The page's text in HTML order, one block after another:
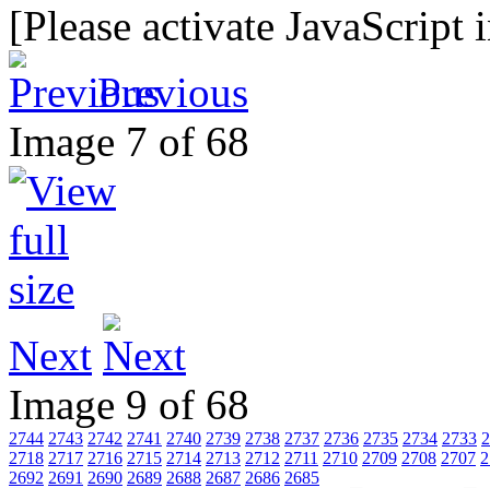
[Please activate
Previous
Image 7 of 68
Next
Image 9 of 68
2744 2743 2742 2741 2740 2739 2738 2737 2736 2735 2734 2733
2718 2717 2716 2715 2714 2713 2712 2711 2710 2709 2708 2707
2692 2691 2690 2689 2688 2687 2686 2685